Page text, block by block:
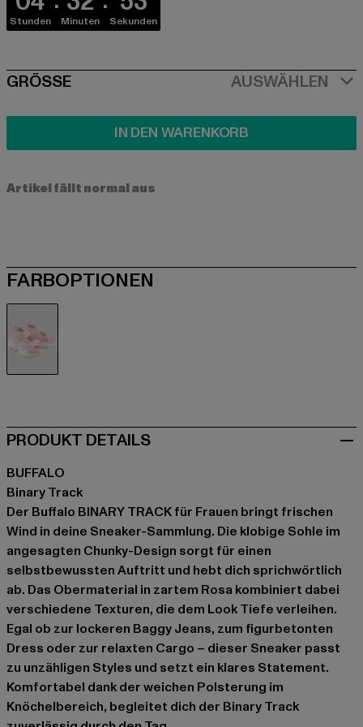
Stunden Minuten Sekunden
SIZE
GRÖSSE AUSWÄHLEN
IN DEN WARENKORB
Artikel fällt normal aus
FARBOPTIONEN
PRODUKT DETAILS
BUFFALO
Binary Track
Der Buffalo BINARY TRACK für Frauen bringt frischen
Wind in deine Sneaker-Sammlung. Die klobige Sohle im
angesagten Chunky-Design sorgt für einen
selbstbewussten Auftritt und hebt dich sprichwörtlich
ab. Das Obermaterial in zartem Rosa kombiniert dabei
verschiedene Texturen, die dem Look Tiefe verleihen.
Egal ob zur lockeren Baggy Jeans, zum figurbetonten
Dress oder zur relaxten Cargo – dieser Sneaker passt
zu unzähligen Styles und setzt ein klares Statement.
Komfortabel dank der weichen Polsterung im
Knöchelbereich, begleitet dich der Binary Track